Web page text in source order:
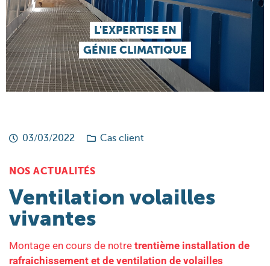
L'EXPERTISE EN
GÉNIE CLIMATIQUE
03/03/2022 Cas client
NOS ACTUALITÉS
Ventilation volailles
vivantes
Montage en cours de notre trentième installation de
rafraichissement et de ventilation de volailles